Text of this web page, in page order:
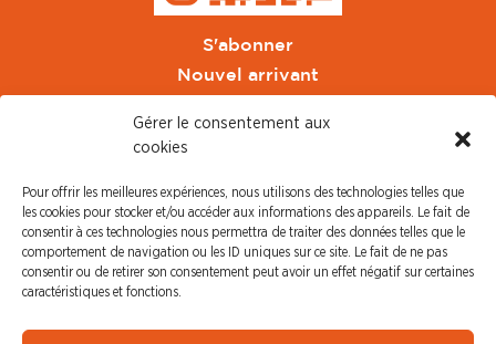
Gérer le consentement aux
cookies
Pour offrir les meilleures expériences, nous utilisons des technologies telles que
les cookies pour stocker et/ou accéder aux informations des appareils. Le fait de
consentir à ces technologies nous permettra de traiter des données telles que le
comportement de navigation ou les ID uniques sur ce site. Le fait de ne pas
consentir ou de retirer son consentement peut avoir un effet négatif sur certaines
caractéristiques et fonctions.
S'abonner
Nouvel arrivant
CFDT Cadres
CFDT Retraités
L'UFFA
CFDT F3C
PRESSE